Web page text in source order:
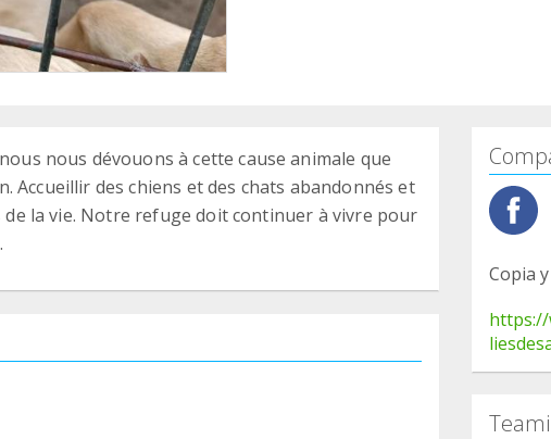
nous dévouons à cette cause animale que
Accueillir des chiens et des chats abandonnés et
la vie. Notre refuge doit continuer à vivre pour
Copia